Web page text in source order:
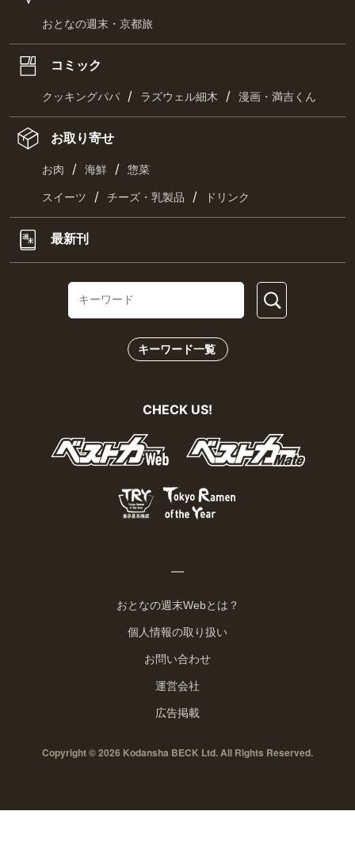
おとなの週末・京都旅
コミック
クッキングパパ / ラズウェル細木 / 漫画・満吉くん
お取り寄せ
お肉 / 海鮮 / 惣菜
スイーツ / チーズ・乳製品 / ドリンク
最新刊
キーワード一覧
CHECK US!
おとなの週末Webとは？
個人情報の取り扱い
お問い合わせ
運営会社
広告掲載
Copyright © 2026 Kodansha BECK Ltd. All Rights Reserved.